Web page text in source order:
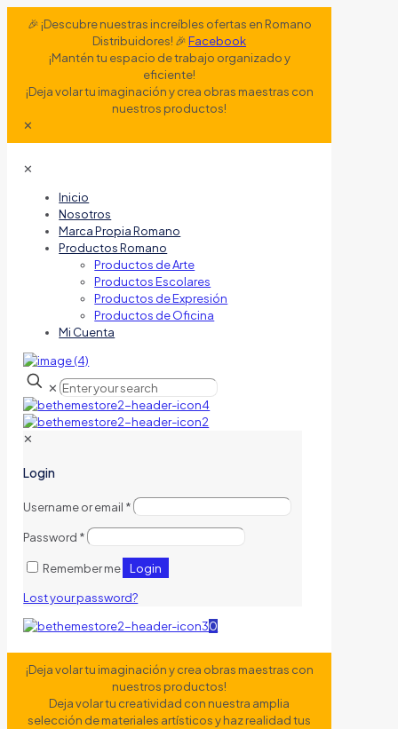
🎉 ¡Descubre nuestras increíbles ofertas en Romano
Distribuidores! 🎉Facebook
¡Mantén tu espacio de trabajo organizado y
eficiente!
¡Deja volar tu imaginación y crea obras maestras con
nuestros productos!
✕
✕
Inicio
Nosotros
Marca Propia Romano
Productos Romano
Productos de Arte
Productos Escolares
Productos de Expresión
Productos de Oficina
Mi Cuenta
✕
✕
Login
Username or email *
Password *
Remember me Login
Lost your password?
0
¡Deja volar tu imaginación y crea obras maestras con
nuestros productos!
Deja volar tu creatividad con nuestra amplia
selección de materiales artísticos y haz realidad tus